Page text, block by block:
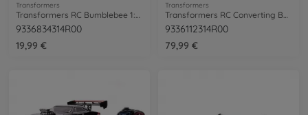
Transformers
Transformers RC Bumblebee 1:32
9336834314R00
19,99 €
Transformers
Transformers RC Converting Bumblebee
9336112314R00
79,99 €